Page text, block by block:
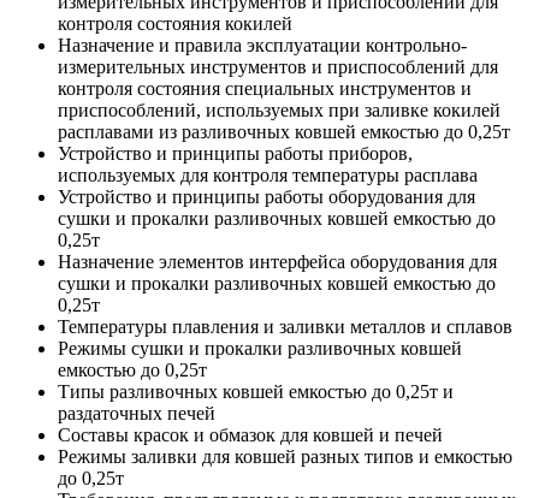
контроля состояния кокилей
Назначение и правила эксплуатации контрольно-
измерительных инструментов и приспособлений для
контроля состояния специальных инструментов и
приспособлений, используемых при заливке кокилей
расплавами из разливочных ковшей емкостью до 0,25т
Устройство и принципы работы приборов,
используемых для контроля температуры расплава
Устройство и принципы работы оборудования для
сушки и прокалки разливочных ковшей емкостью до
0,25т
Назначение элементов интерфейса оборудования для
сушки и прокалки разливочных ковшей емкостью до
0,25т
Температуры плавления и заливки металлов и сплавов
Режимы сушки и прокалки разливочных ковшей
емкостью до 0,25т
Типы разливочных ковшей емкостью до 0,25т и
раздаточных печей
Составы красок и обмазок для ковшей и печей
Режимы заливки для ковшей разных типов и емкостью
до 0,25т